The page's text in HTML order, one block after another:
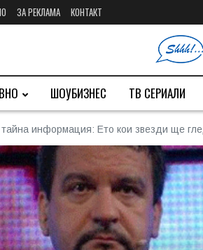
ЗА РЕКЛАМА КОНТАКТ
ШОУБИЗНЕС ТВ СЕРИАЛИ
информация: Ето кои звезди ще